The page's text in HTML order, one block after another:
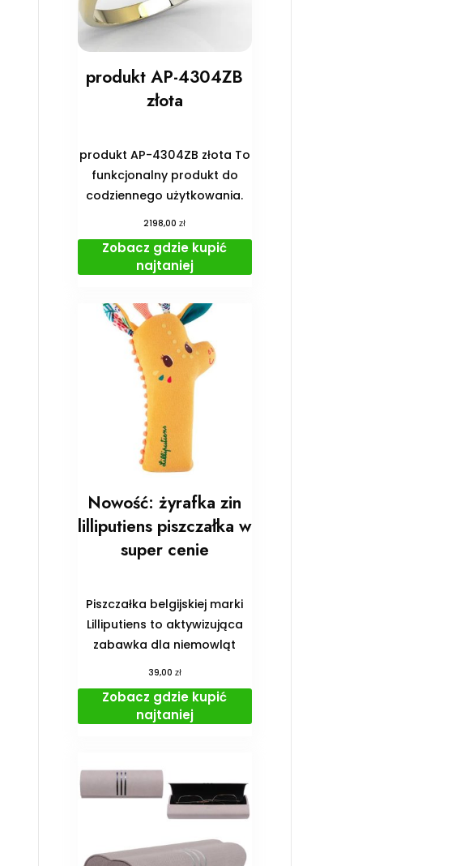
produkt AP-4304ZB
złota
produkt AP-4304ZB złota To
funkcjonalny produkt do
codziennego użytkowania.
2198,00zł
Zobacz gdzie kupić
najtaniej
Nowość: żyrafka zin
lilliputiens piszczałka w
super cenie
Piszczałka belgijskiej marki
Lilliputiens to aktywizująca
zabawka dla niemowląt
39,00 zł
Zobacz gdzie kupić
najtaniej